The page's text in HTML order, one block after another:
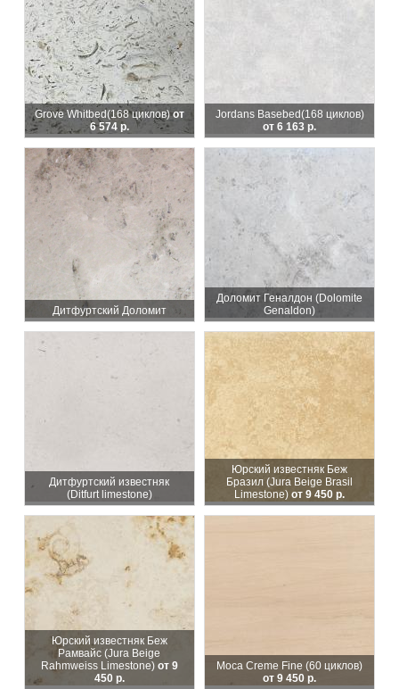
Grove Whitbed(168 циклов)от
6 574 р.
Jordans Basebed(168 циклов)
от 6 163 р.
Дитфуртский Доломит
Доломит Геналдон (Dolomite
Genaldon)
Дитфуртский известняк
(Ditfurt limestone)
Юрский известняк Беж
Бразил (Jura Beige Brasil
Limestone) от 9 450 р.
Юрский известняк Беж
Рамвайс (Jura Beige
Rahmweiss Limestone) от 9
450 р.
Moca Creme Fine (60 циклов)
от 9 450 р.